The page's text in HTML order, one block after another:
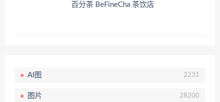
百分茶 BeFineCha 茶饮店
AI图 2231
图片 28200